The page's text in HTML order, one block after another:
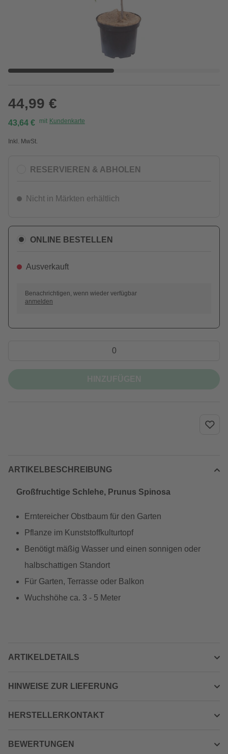
44,99 €
43,64 € mit Kundenkarte
Inkl. MwSt.
RESERVIEREN & ABHOLEN
Nicht in Märkten erhältlich
ONLINE BESTELLEN
Ausverkauft
Benachrichtigen, wenn wieder verfügbar
anmelden
ARTIKELBESCHREIBUNG
Großfruchtige Schlehe, Prunus Spinosa
Erntereicher Obstbaum für den Garten
Pflanze im Kunststoffkulturtopf
Benötigt mäßig Wasser und einen sonnigen oder
halbschattigen Standort
Für Garten, Terrasse oder Balkon
Wuchshöhe ca. 3 - 5 Meter
ARTIKELDETAILS
HINWEISE ZUR LIEFERUNG
HERSTELLERKONTAKT
BEWERTUNGEN